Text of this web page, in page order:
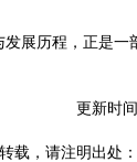
展历程，正是一
更新时
载，请注明出处